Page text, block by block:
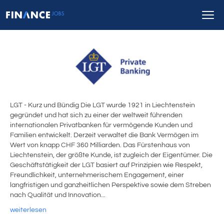
LGT - Kurz und Bündig Die LGT wurde 1921 in Liechtenstein
gegründet und hat sich zu einer der weltweit führenden
internationalen Privatbanken für vermögende Kunden und
Familien entwickelt. Derzeit verwaltet die Bank Vermögen im
Wert von knapp CHF 360 Milliarden. Das Fürstenhaus von
Liechtenstein, der größte Kunde, ist zugleich der Eigentümer. Die
Geschäftstätigkeit der LGT basiert auf Prinzipien wie Respekt,
Freundlichkeit, unternehmerischem Engagement, einer
langfristigen und ganzheitlichen Perspektive sowie dem Streben
nach Qualität und Innovation...
weiterlesen